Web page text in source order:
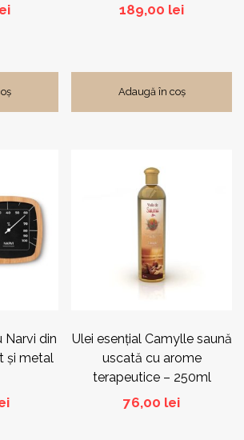
189,00 lei
Adaugă în coș
Narvi din
și metal
Ulei esențial Camylle saună
uscată cu arome
terapeutice – 250ml
76,00 lei
pagina
produsului.